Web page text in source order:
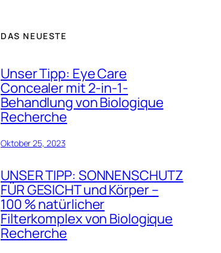
DAS NEUESTE
Unser Tipp: Eye Care
Concealer mit 2-in-1-
Behandlung von Biologique
Recherche
Oktober 25, 2023
UNSER TIPP: SONNENSCHUTZ
FÜR GESICHT und Körper –
100 % natürlicher
Filterkomplex von Biologique
Recherche